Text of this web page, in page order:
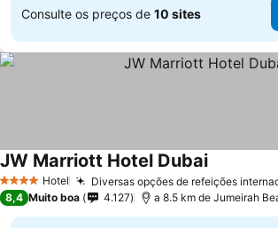
Consulte os preços de 10 sites
4 EstrelasHotel Diversas opções de refeições
JW Marriott Hotel Dubai
8,4 Muito boa 4.127 a 8.5 km de Jumeirah